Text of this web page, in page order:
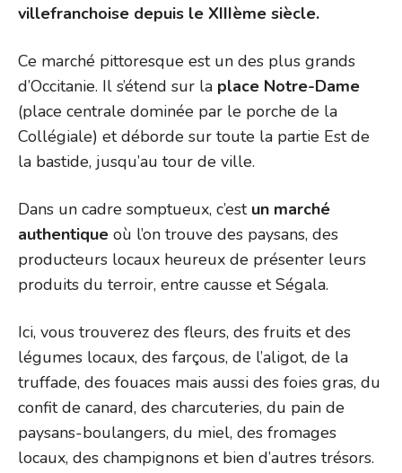
villefranchoise depuis le XIIIème siècle.
Ce marché pittoresque est un des plus grands
d’Occitanie. Il s’étend sur la place Notre-Dame
(place centrale dominée par le porche de la
Collégiale) et déborde sur toute la partie Est de
la bastide, jusqu’au tour de ville.
Dans un cadre somptueux, c’estun marché
authentique où l’on trouve des paysans, des
producteurs locaux heureux de présenter leurs
produits du terroir, entre causse et Ségala.
Ici, vous trouverez des fleurs, des fruits et des
légumes locaux, des farçous, de l’aligot, de la
truffade, des fouaces mais aussi des foies gras, du
confit de canard, des charcuteries, du pain de
paysans-boulangers, du miel, des fromages
locaux, des champignons et bien d’autres trésors.